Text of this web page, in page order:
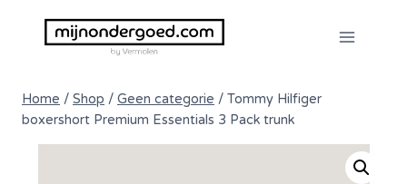
Home / Shop / Geen categorie / Tommy Hilfiger
boxershort Premium Essentials 3 Pack trunk